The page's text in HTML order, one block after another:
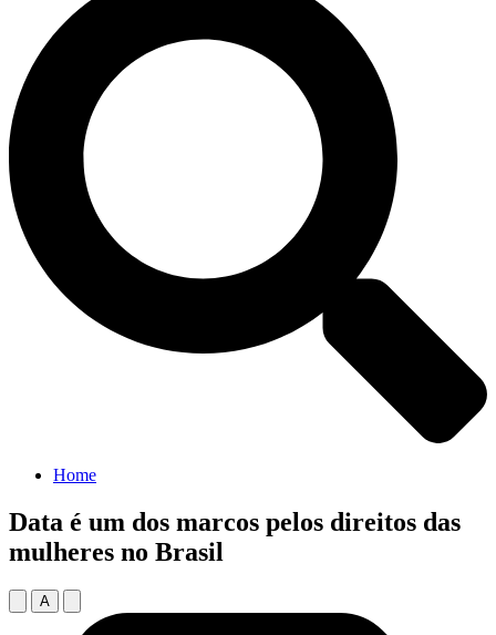
Home
Data é um dos marcos pelos direitos das
mulheres no Brasil
A